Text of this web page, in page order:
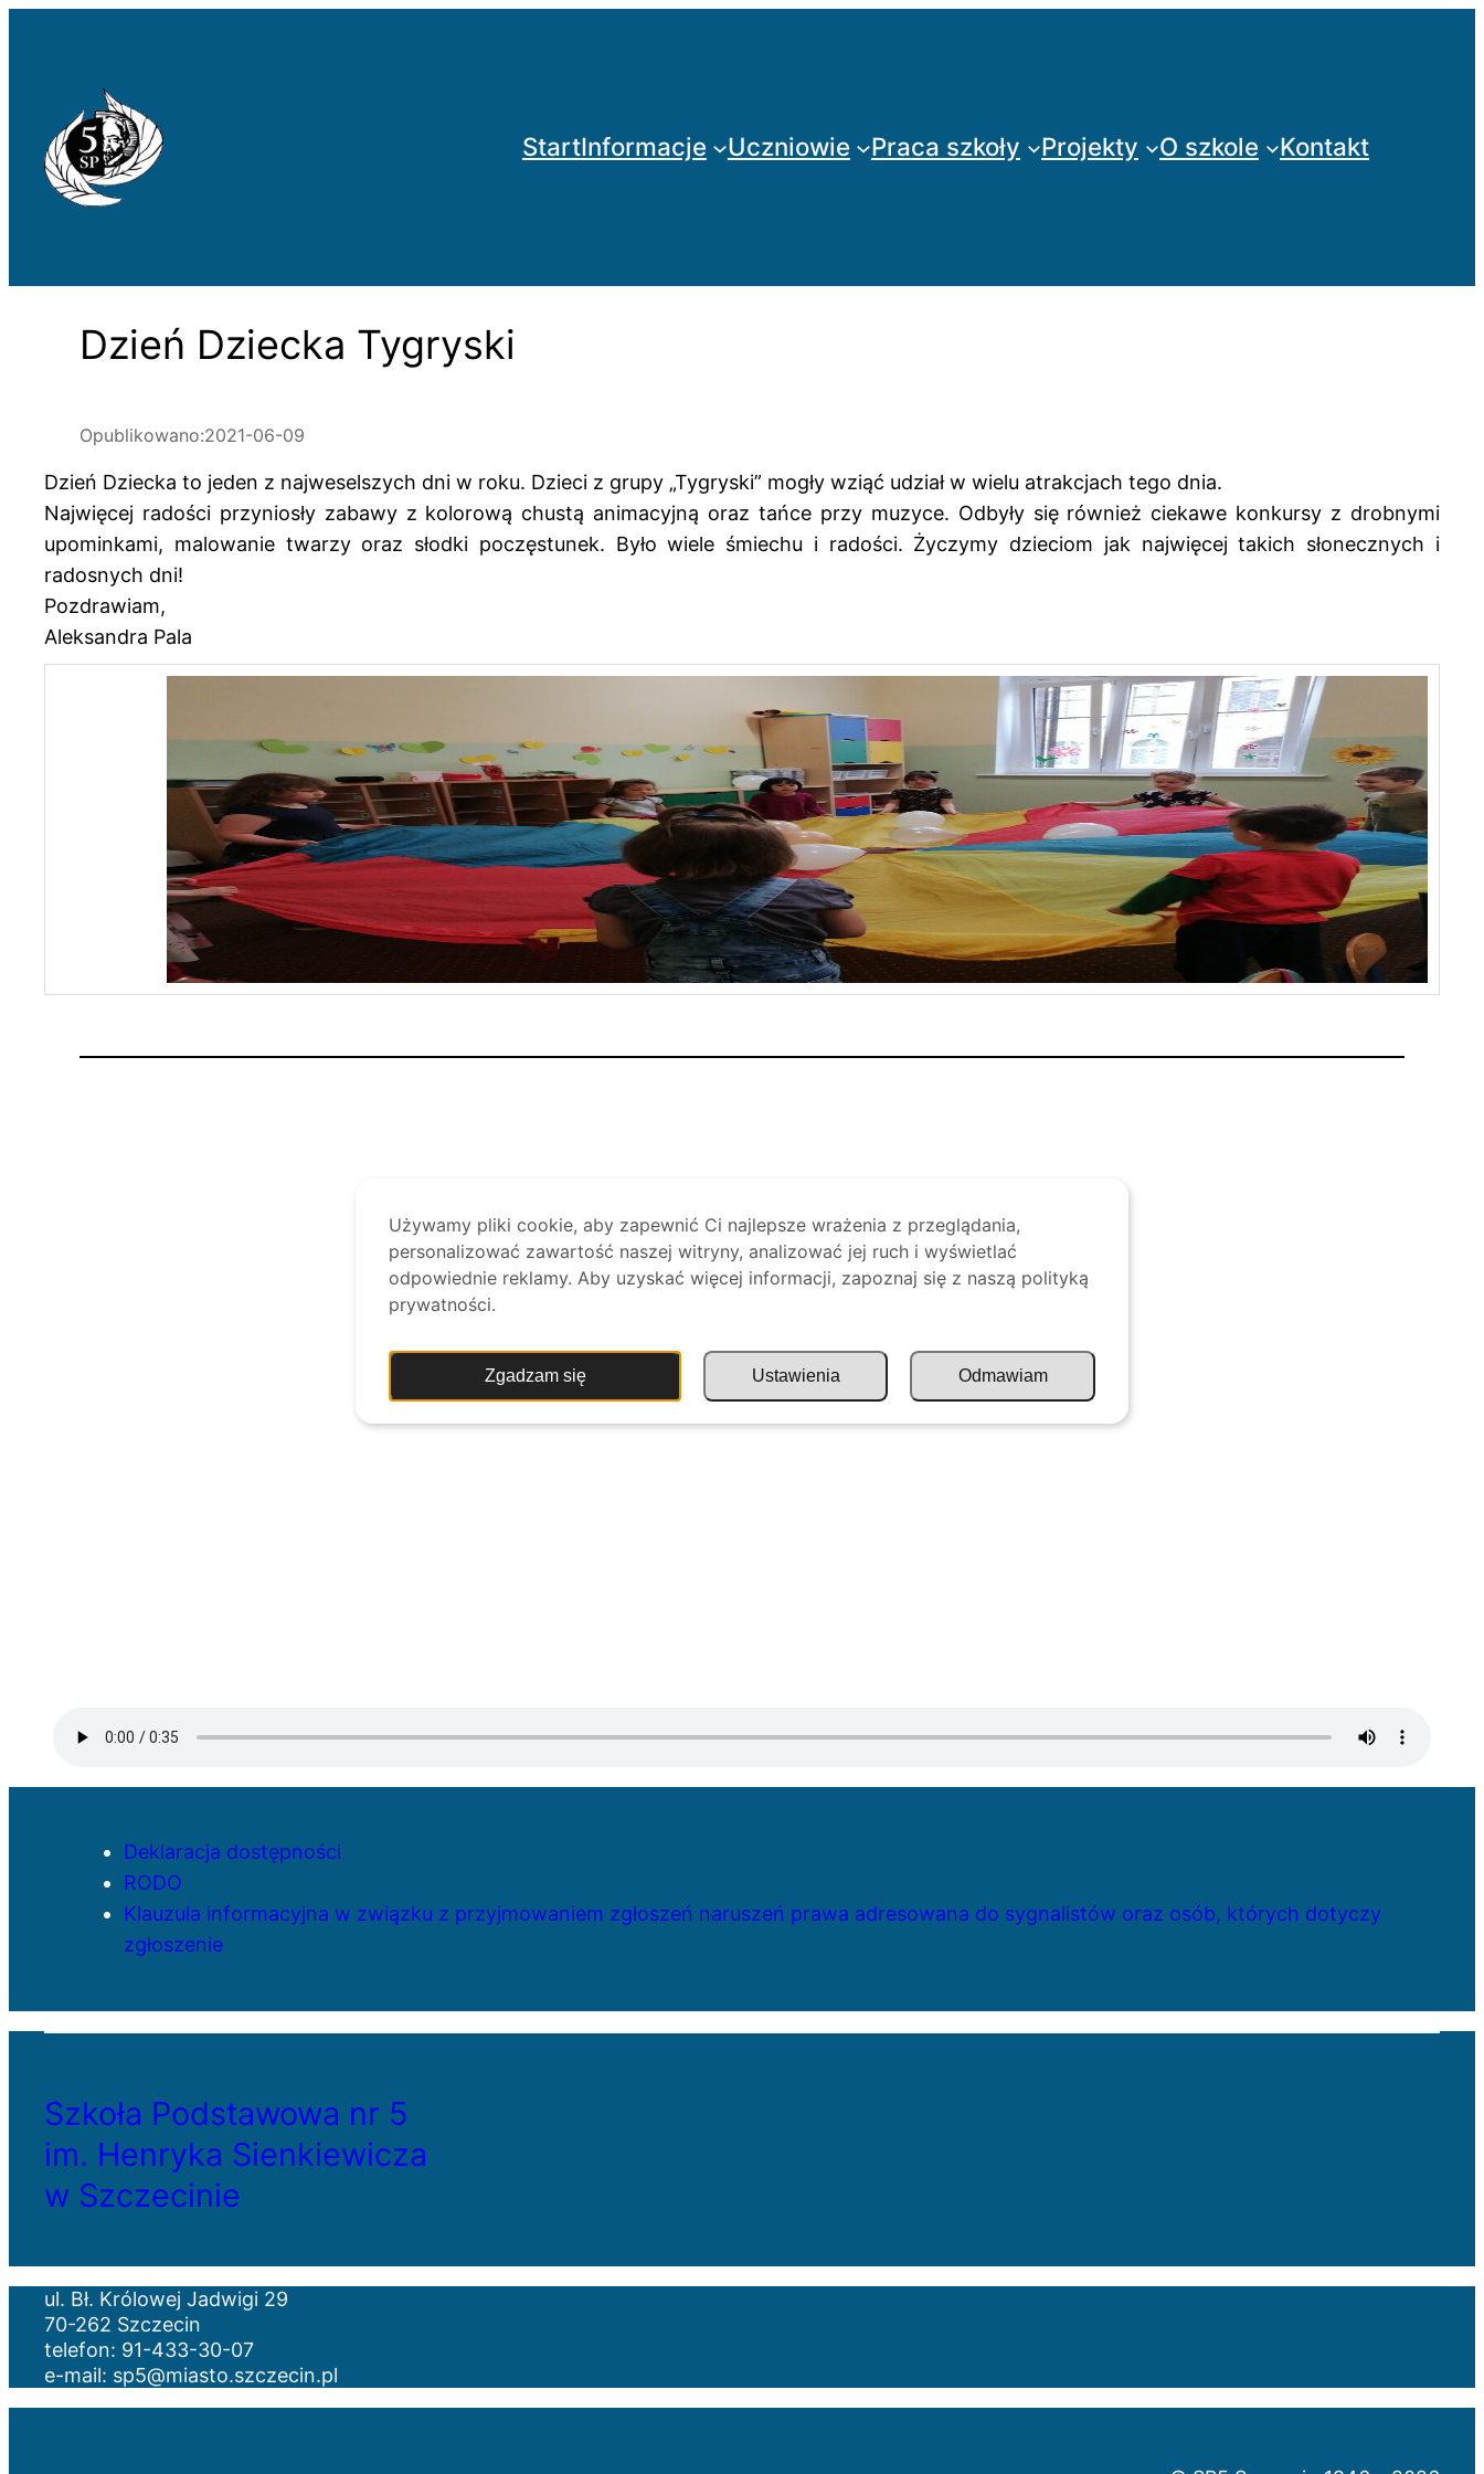
StartInformacje Uczniowie Praca szkoły Projekty O szkole Kontakt
Dzień Dziecka Tygryski
Opublikowano:2021-06-09
Dzień Dziecka to jeden z najweselszych dni w roku. Dzieci z grupy „Tygryski” mogły wziąć udział w wielu atrakcjach tego dnia.
Najwięcej radości przyniosły zabawy z kolorową chustą animacyjną oraz tańce przy muzyce. Odbyły się również ciekawe konkursy z drobnymi
upominkami, malowanie twarzy oraz słodki poczęstunek. Było wiele śmiechu i radości. Życzymy dzieciom jak najwięcej takich słonecznych i
radosnych dni!
Pozdrawiam,
Aleksandra Pala
Deklaracja dostępności
RODO
Klauzula informacyjna w związku z przyjmowaniem zgłoszeń naruszeń prawa adresowana do sygnalistów oraz osób, których dotyczy
zgłoszenie
Szkoła Podstawowa nr 5
im. Henryka Sienkiewicza
w Szczecinie
ul. Bł. Królowej Jadwigi 29
70-262 Szczecin
telefon: 91-433-30-07
e-mail: sp5@miasto.szczecin.pl
Używamy pliki cookie, aby zapewnić Ci najlepsze wrażenia z przeglądania,
personalizować zawartość naszej witryny, analizować jej ruch i wyświetlać
odpowiednie reklamy. Aby uzyskać więcej informacji, zapoznaj się z naszą polityką
prywatności.
Zgadzam się Ustawienia Odmawiam